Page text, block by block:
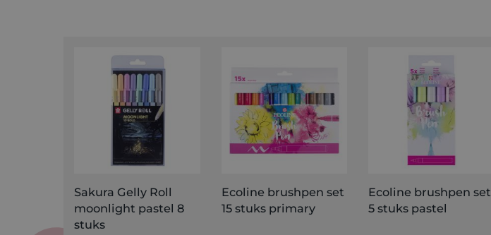
Sakura Gelly Roll
moonlight pastel 8
stuks
Ecoline brushpen set
15 stuks primary
Ecoline brushpen set
5 stuks pastel